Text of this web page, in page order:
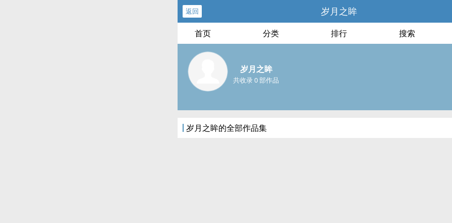
返回 岁月之眸
首页 分类 排行 搜索
岁月之眸
共收录 0 部作品
岁月之眸的全部作品集